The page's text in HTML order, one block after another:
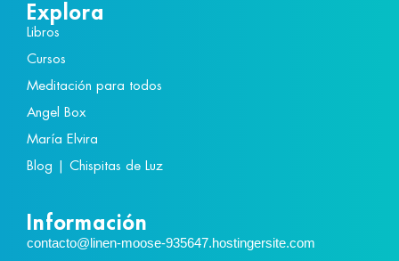
Explora
Libros
Cursos
Meditación para todos
Angel Box
María Elvira
Blog | Chispitas de Luz
Información
contacto@linen-moose-935647.hostingersite.com